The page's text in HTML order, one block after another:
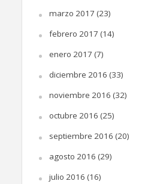
marzo 2017 (23)
febrero 2017 (14)
enero 2017 (7)
diciembre 2016 (33)
noviembre 2016 (32)
octubre 2016 (25)
septiembre 2016 (20)
agosto 2016 (29)
julio 2016 (16)